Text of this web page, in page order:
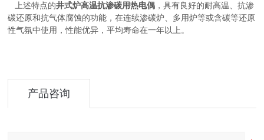
上述特点的井式炉高温抗渗碳用热电偶 ，具有良好的耐高温、抗渗
碳还原和抗气体腐蚀的功能，在连续渗碳炉、多用炉等或含碳等还原
性气氛中使用，性能优异，平均寿命在一年以上。
产品咨询